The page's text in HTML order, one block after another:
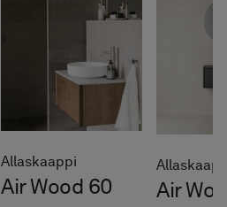
Allaskaappi
Air Wood 60 Air